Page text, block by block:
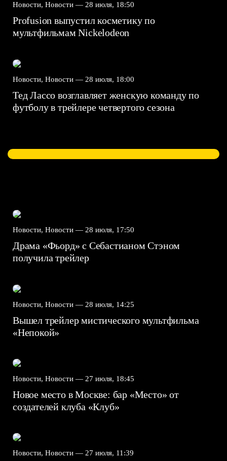
Новости, Новости — 28 июля, 18:50
Profusion выпустил косметику по
мультфильмам Nickelodeon
Новости, Новости — 28 июля, 18:00
Тед Лассо возглавляет женскую команду по
футболу в трейлере четвертого сезона
Новости, Новости — 28 июля, 17:50
Драма «Фьорд» с Себастианом Стэном
получила трейлер
Новости, Новости — 28 июля, 14:25
Вышел трейлер мистического мультфильма
«Непокой»
Новости, Новости — 27 июля, 18:45
Новое место в Москве: бар «Место» от
создателей клуба «Клуб»
Новости, Новости — 27 июля, 11:39